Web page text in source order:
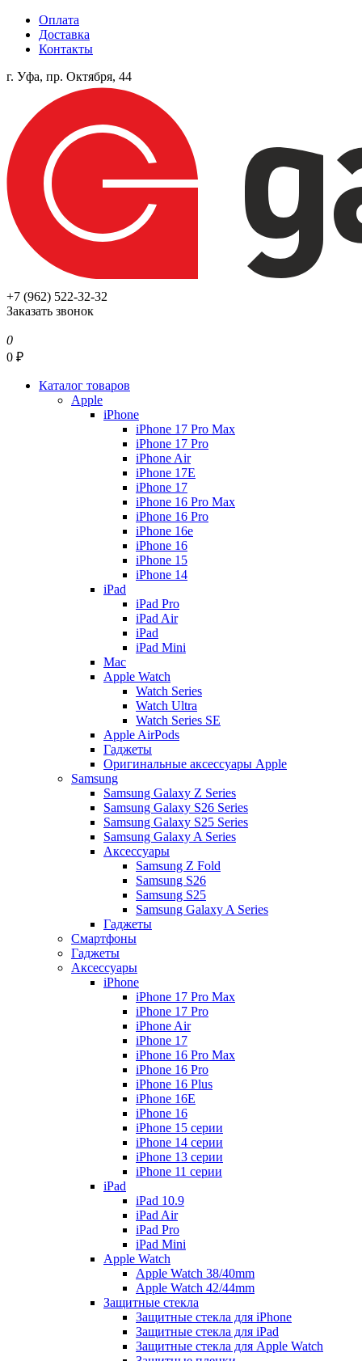
Оплата
Доставка
Контакты
г. Уфа, пр. Октября, 44
+7 (962) 522-32-32
Заказать звонок
0
0 ₽
Каталог товаров
Apple
iPhone
iPhone 17 Pro Max
iPhone 17 Pro
iPhone Air
iPhone 17E
iPhone 17
iPhone 16 Pro Max
iPhone 16 Pro
iPhone 16e
iPhone 16
iPhone 15
iPhone 14
iPad
iPad Pro
iPad Air
iPad
iPad Mini
Mac
Apple Watch
Watch Series
Watch Ultra
Watch Series SE
Apple AirPods
Гаджеты
Оригинальные аксессуары Apple
Samsung
Samsung Galaxy Z Series
Samsung Galaxy S26 Series
Samsung Galaxy S25 Series
Samsung Galaxy A Series
Аксессуары
Samsung Z Fold
Samsung S26
Samsung S25
Samsung Galaxy A Series
Гаджеты
Смартфоны
Гаджеты
Аксессуары
iPhone
iPhone 17 Pro Max
iPhone 17 Pro
iPhone Air
iPhone 17
iPhone 16 Pro Max
iPhone 16 Pro
iPhone 16 Plus
iPhone 16E
iPhone 16
iPhone 15 серии
iPhone 14 серии
iPhone 13 серии
iPhone 11 серии
iPad
iPad 10.9
iPad Air
iPad Pro
iPad Mini
Apple Watch
Apple Watch 38/40mm
Apple Watch 42/44mm
Защитные стекла
Защитные стекла для iPhone
Защитные стекла для iPad
Защитные стекла для Apple Watch